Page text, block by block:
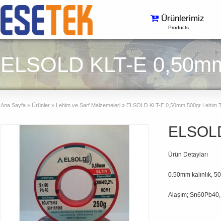
Ürünlerimiz
Products
ELSOLD KLT-E
Ana Sayfa » Ürünler » Lehim ve Sarf Malzemeleri » ELSOLD KLT-E 0,50mm 500gr Lehim
Ürün Detayları
0.50mm kalınlık,
Alaşım;